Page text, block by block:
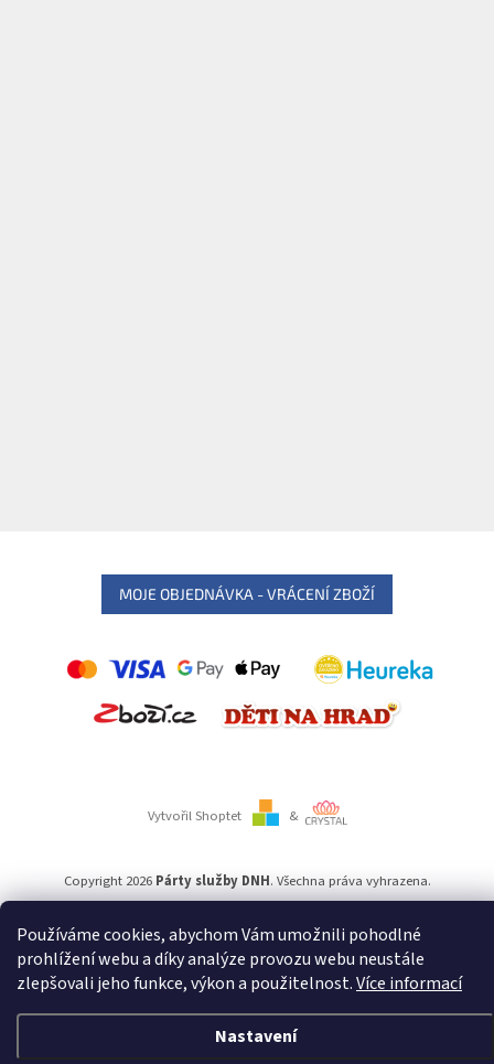
Používáme cookies, abychom Vám umožnili pohodlné
prohlížení webu a díky analýze provozu webu neustále
zlepšovali jeho funkce, výkon a použitelnost.Více informací
Nastavení
MOJE OBJEDNÁVKA - VRÁCENÍ ZBOŽÍ
Vytvořil Shoptet &
Copyright 2026 Párty služby DNH. Všechna práva vyhrazena.
Používámeověření věku Adulto